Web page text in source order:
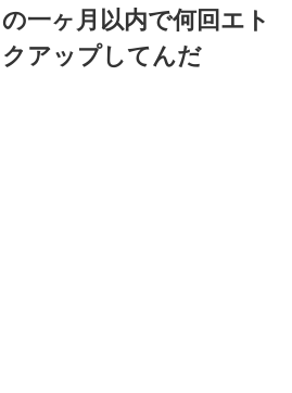
一ヶ月以内で何回エト
アップしてんだ